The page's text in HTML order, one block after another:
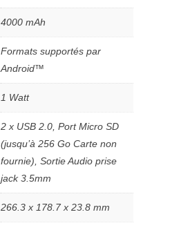
4000 mAh
Formats supportés par
Android™
1 Watt
2 x USB 2.0, Port Micro SD
(jusqu’à 256 Go Carte non
fournie), Sortie Audio prise
jack 3.5mm
266.3 x 178.7 x 23.8 mm